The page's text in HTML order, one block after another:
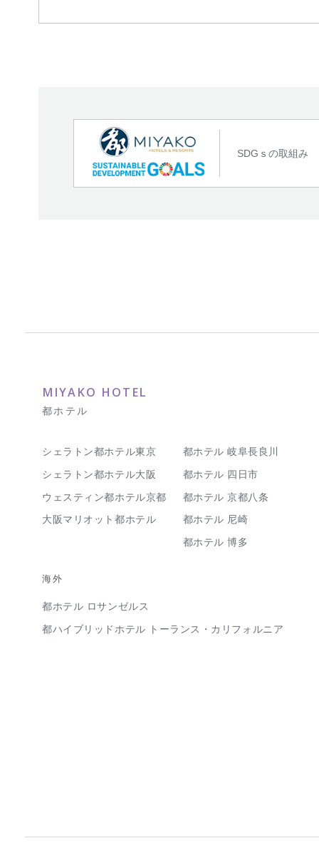
SDGｓの取組み
MIYAKO HOTEL
都ホテル
シェラトン都ホテル東京
シェラトン都ホテル大阪
ウェスティン都ホテル京都
大阪マリオット都ホテル
都ホテル 岐阜長良川
都ホテル 四日市
都ホテル 京都八条
都ホテル 尼崎
都ホテル 博多
海外
都ホテル ロサンゼルス
都ハイブリッドホテル トーランス・カリフォルニア